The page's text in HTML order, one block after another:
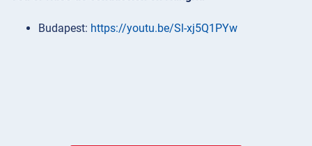
Budapest: https://youtu.be/Sl-xj5Q1PYw